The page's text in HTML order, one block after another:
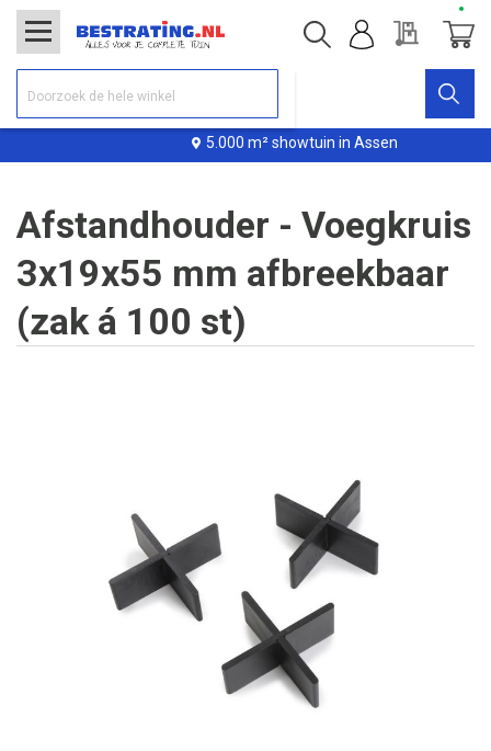
5.000 m² showtuin in Assen
Offerte
Afstandhouder - Voegkruis
3x19x55 mm afbreekbaar
(zak á 100 st)